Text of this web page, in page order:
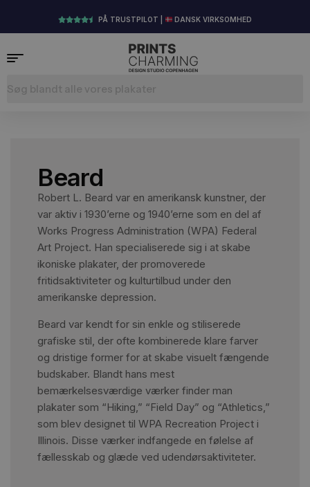
PÅ TRUSTPILOT | DANSK VIRKSOMHED
Beard
Robert L. Beard var en amerikansk kunstner, der
var aktiv i 1930’erne og 1940’erne som en del af
Works Progress Administration (WPA) Federal
Art Project. Han specialiserede sig i at skabe
ikoniske plakater, der promoverede
fritidsaktiviteter og kulturtilbud under den
amerikanske depression.
Beard var kendt for sin enkle og stiliserede
grafiske stil, der ofte kombinerede klare farver
og dristige former for at skabe visuelt fængende
budskaber. Blandt hans mest
bemærkelsesværdige værker finder man
plakater som “Hiking,” “Field Day” og “Athletics,”
som blev designet til WPA Recreation Project i
Illinois. Disse værker indfangede en følelse af
fællesskab og glæde ved udendørsaktiviteter.